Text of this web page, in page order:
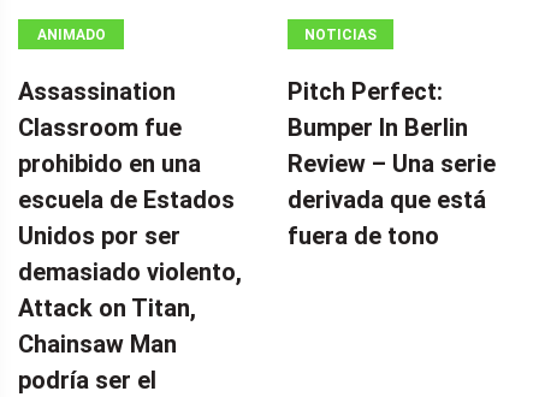
ANIMADO
Assassination
Classroom fue
prohibido en una
escuela de Estados
Unidos por ser
demasiado violento,
Attack on Titan,
Chainsaw Man
podría ser el
NOTICIAS
Pitch Perfect:
Bumper In Berlin
Review – Una serie
derivada que está
fuera de tono